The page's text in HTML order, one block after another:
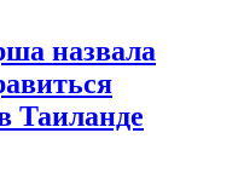
назвала
Таиланде